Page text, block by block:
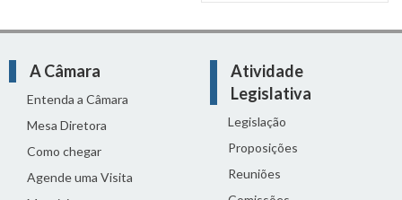
A Câmara
Entenda a Câmara
Mesa Diretora
Como chegar
Agende uma Visita
Atividade
Legislativa
Legislação
Proposições
Reuniões